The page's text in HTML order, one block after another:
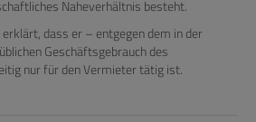
Naheverhältnis besteht.
dass er – entgegen dem in der
Geschäftsgebrauch des
nur für den Vermieter tätig ist.